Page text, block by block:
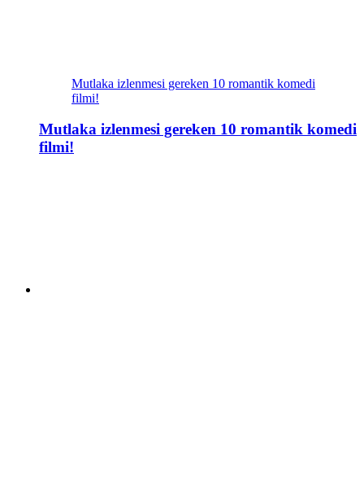
Mutlaka izlenmesi gereken 10 romantik komedi
filmi!
Mutlaka izlenmesi gereken 10 romantik komedi
filmi!